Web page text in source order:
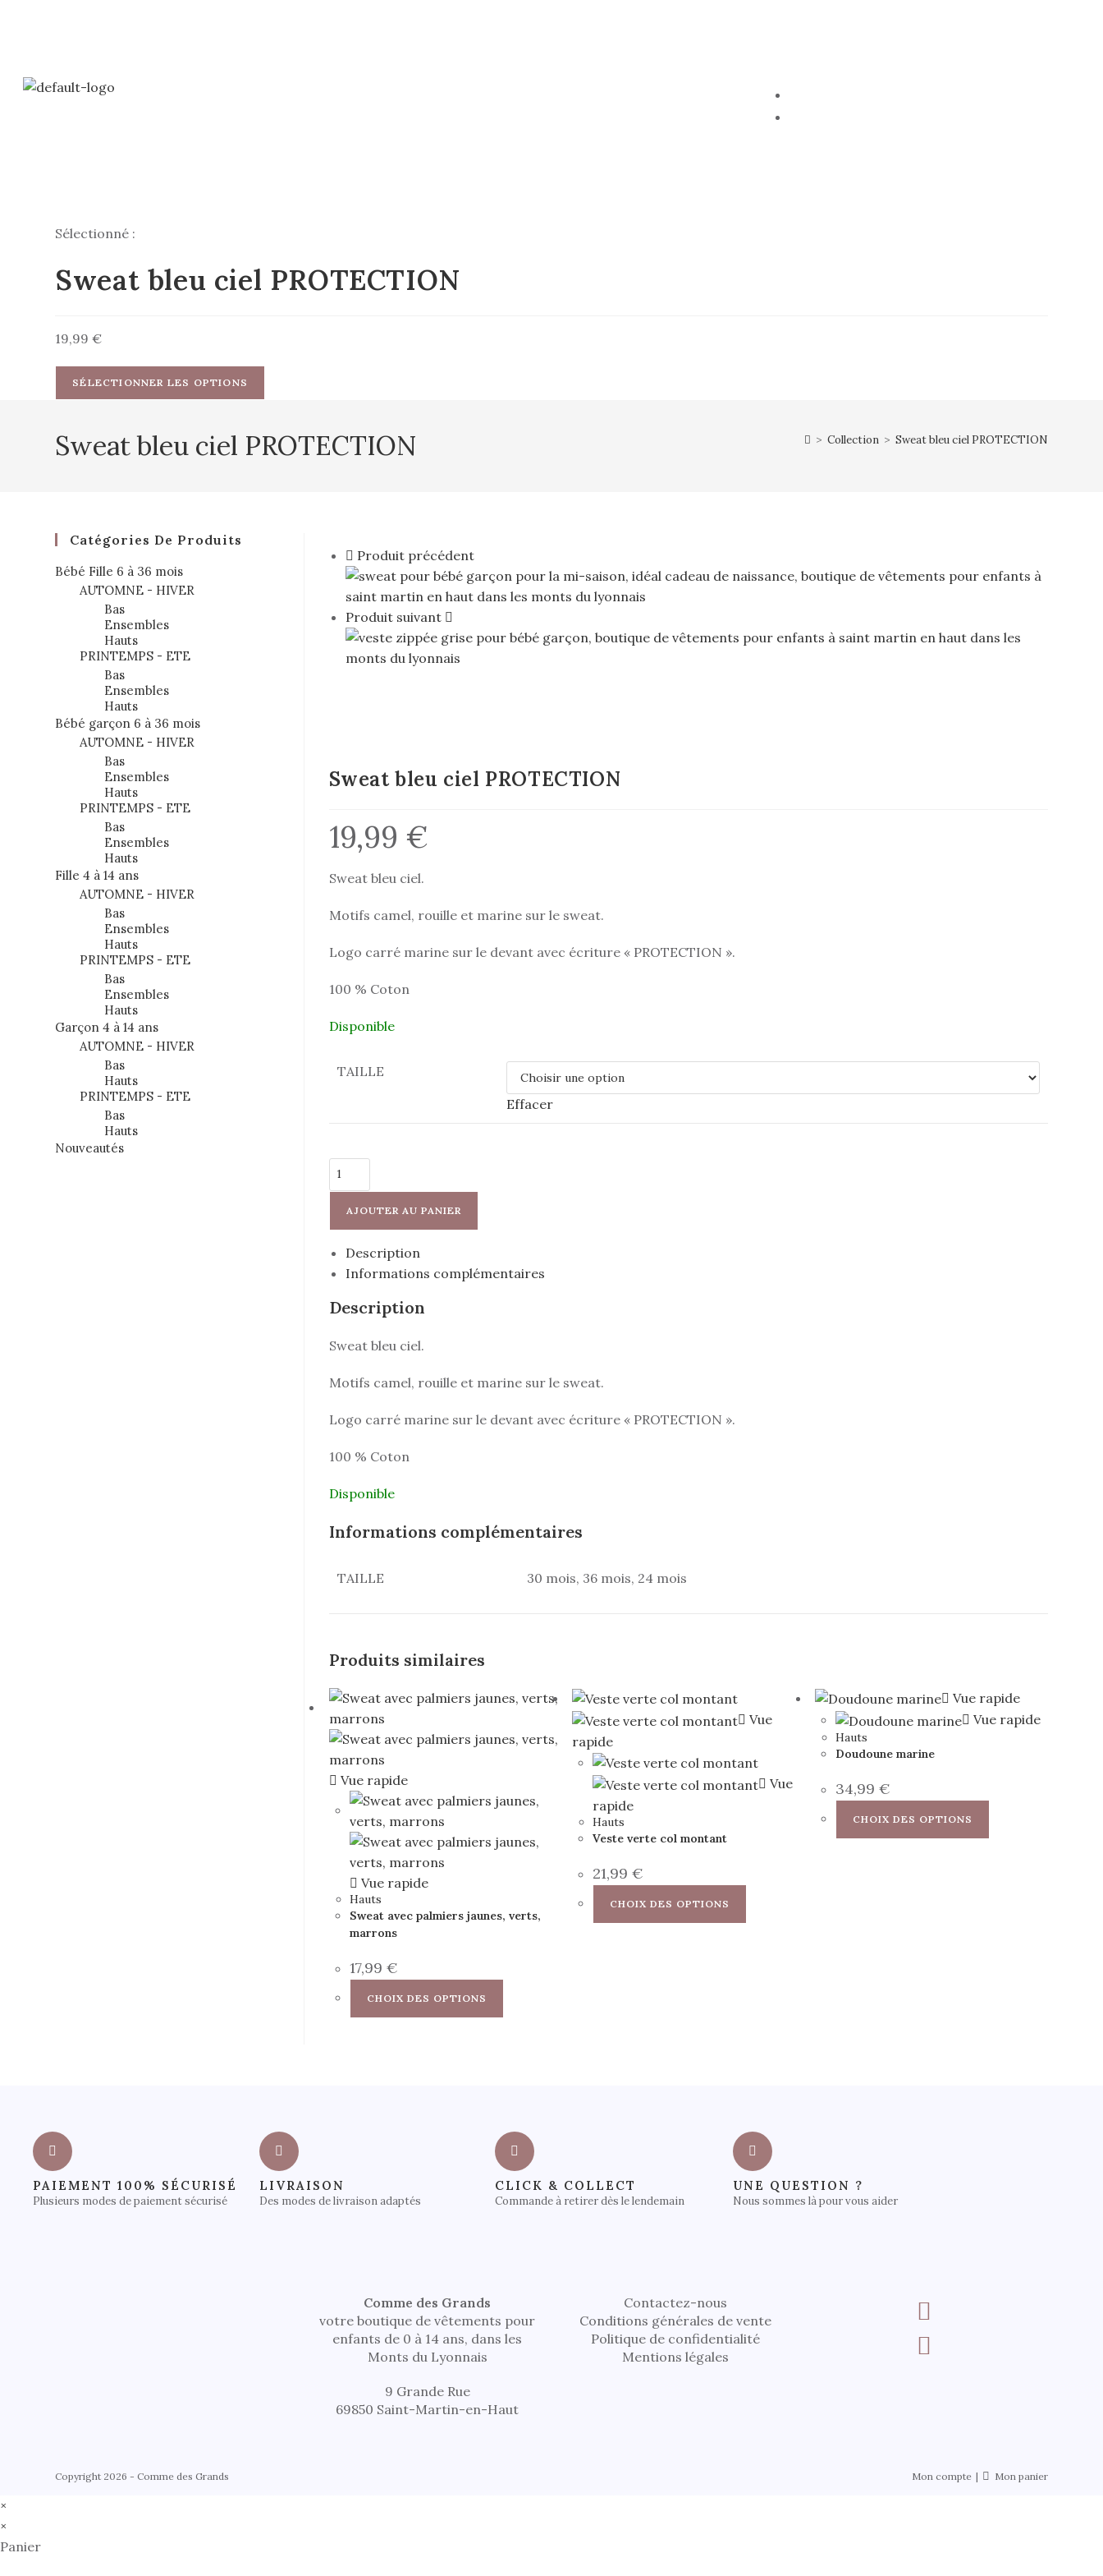
Sélectionné :
Sweat bleu ciel PROTECTION
19,99€
SÉLECTIONNER LES OPTIONS
Sweat bleu ciel PROTECTION > Collection > Sweat bleu ciel PROTECTION
Produit précédent
Produit suivant
Sweat bleu ciel PROTECTION
19,99 €
Sweat bleu ciel.
Motifs camel, rouille et marine sur le sweat.
Logo carré marine sur le devant avec écriture « PROTECTION ».
100 % Coton
Disponible
TAILLE
Effacer
AJOUTER AU PANIER
Description
Informations complémentaires
Description
Sweat bleu ciel.
Motifs camel, rouille et marine sur le sweat.
Logo carré marine sur le devant avec écriture « PROTECTION ».
100 % Coton
Disponible
Informations complémentaires
TAILLE 30 mois, 36 mois, 24 mois
Produits similaires
Vue rapide
Vue rapide
Hauts
Sweat avec palmiers jaunes, verts,
marrons
17,99 €
CHOIX DES OPTIONS
Vue
rapide
Vue
rapide
Hauts
Veste verte col montant
21,99 €
CHOIX DES OPTIONS
Vue rapide
Vue rapide
Hauts
Doudoune marine
34,99 €
CHOIX DES OPTIONS
Catégories De Produits
Bébé Fille 6 à 36 mois
AUTOMNE - HIVER
Bas
Ensembles
Hauts
PRINTEMPS - ETE
Bas
Ensembles
Hauts
Bébé garçon 6 à 36 mois
AUTOMNE - HIVER
Bas
Ensembles
Hauts
PRINTEMPS - ETE
Bas
Ensembles
Hauts
Fille 4 à 14 ans
AUTOMNE - HIVER
Bas
Ensembles
Hauts
PRINTEMPS - ETE
Bas
Ensembles
Hauts
Garçon 4 à 14 ans
AUTOMNE - HIVER
Bas
Hauts
PRINTEMPS - ETE
Bas
Hauts
Nouveautés
PAIEMENT 100% SÉCURISÉ
Plusieurs modes de paiement sécurisé
LIVRAISON
Des modes de livraison adaptés
CLICK & COLLECT
Commande à retirer dès le lendemain
UNE QUESTION ?
Nous sommes là pour vous aider
Comme des Grands
votre boutique de vêtements pour
enfants de 0 à 14 ans, dans les
Monts du Lyonnais
9 Grande Rue
69850 Saint-Martin-en-Haut
Contactez-nous
Conditions générales de vente
Politique de confidentialité
Mentions légales
Mon compte Mon panier
Copyright 2026 - Comme des Grands
×
×
Panier